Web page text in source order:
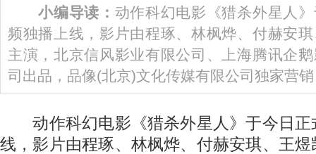
小编导读： 动作科幻电影《猎杀外星人
频独播上线，影片由程琢、林枫烨、付赫安
主演，北京信风影业有限公司、上海腾讯企
司出品，品像(北京)文化传媒有限公司独家营销
动作科幻电影《猎杀外星人》于今日正
线，影片由程琢、林枫烨、付赫安琪、王